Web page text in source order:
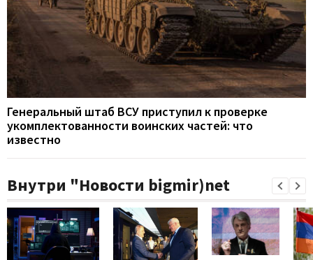
Генеральный штаб ВСУ приступил к проверке
укомплектованности воинских частей: что
известно
Внутри "Новости bigmir)net